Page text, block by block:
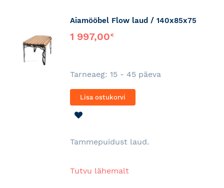
Aiamööbel Flow laud / 140x85x75
1 997,00€
Tarneaeg: 15 - 45 päeva
Lisa ostukorvi
Tammepuidust laud.
Tutvu lähemalt